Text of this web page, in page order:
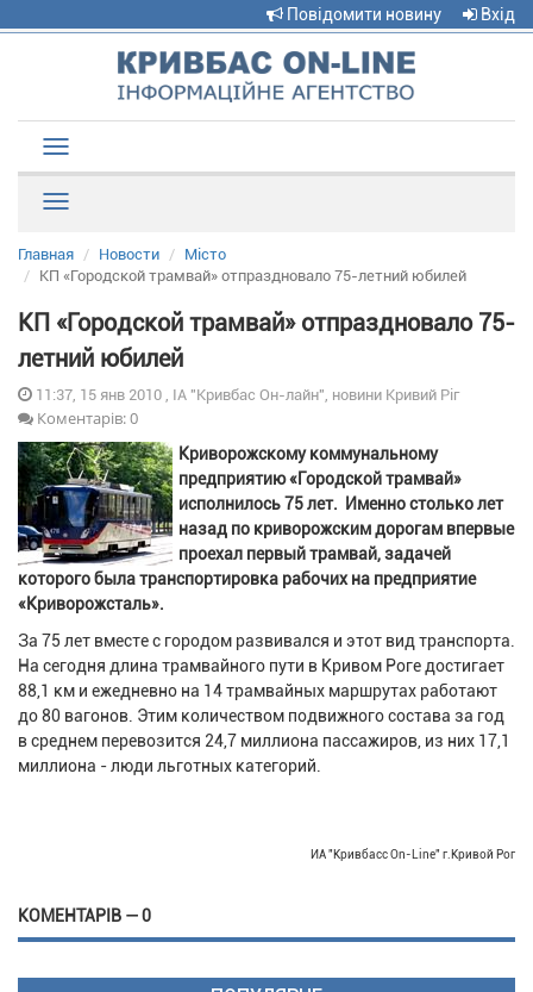
Повідомити новину Вхід
navigation
Главная Новости
Місто
КП «Городской трамвай» отпраздновало 75-летний юбилей
КП «Городской трамвай» отпраздновало 75-
летний юбилей
11:37, 15 янв 2010 , ІА "Кривбас Он-лайн", новини Кривий Ріг
Коментарів: 0
Криворожскому коммунальному
предприятию «Городской трамвай»
исполнилось 75 лет. Именно столько лет
назад по криворожским дорогам впервые
проехал первый трамвай, задачей
которого была транспортировка рабочих на предприятие
«Криворожсталь».
За 75 лет вместе с городом развивался и этот вид транспорта.
На сегодня длина трамвайного пути в Кривом Роге достигает
88,1 км и ежедневно на 14 трамвайных маршрутах работают
до 80 вагонов. Этим количеством подвижного состава за год
в среднем перевозится 24,7 миллиона пассажиров, из них 17,1
миллиона - люди льготных категорий.
ИА "Кривбасс On-Line" г.Кривой Рог
КОМЕНТАРІВ — 0